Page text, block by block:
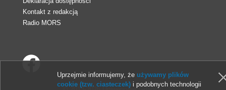
Kontakt z redakcją
Radio MORS
Uprzejmie informujemy, że używamy plików
cookie (tzw. ciasteczek) i podobnych technologii